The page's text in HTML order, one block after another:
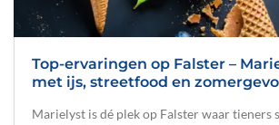
Top-ervaringen op Falster –
met ijs, streetfood en
Marielyst is dé plek op Falster waar tieners